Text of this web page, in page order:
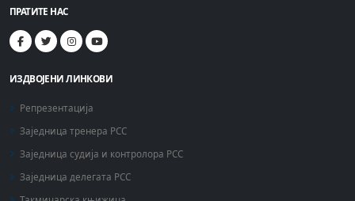
ПРАТИТЕ НАС
ИЗДВОЈЕНИ ЛИНКОВИ
Репрезентација
Заједница тренера РСС
Заједница судија и контролора РСС
Заједница делегата РСС